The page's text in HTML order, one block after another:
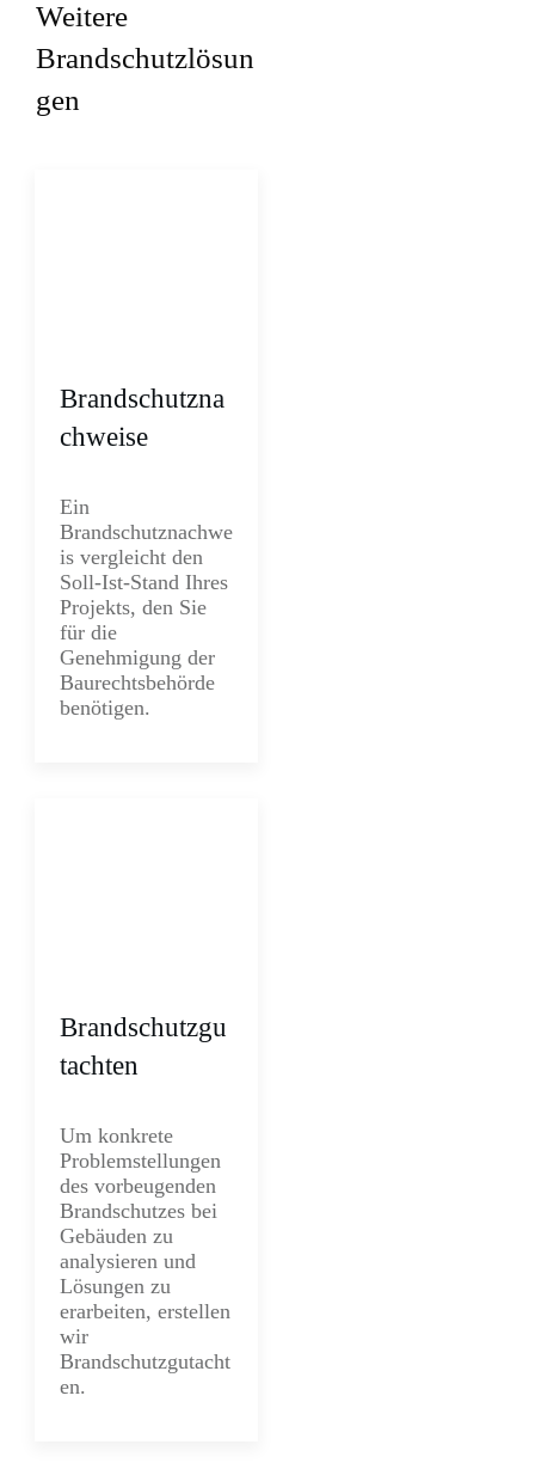
Weitere
Brandschutzlösun
gen
Brandschutzna
chweise
Ein
Brandschutznachwe
is vergleicht den
Soll-Ist-Stand Ihres
Projekts, den Sie
für die
Genehmigung der
Baurechtsbehörde
benötigen.
Brandschutzgu
tachten
Um konkrete
Problemstellungen
des vorbeugenden
Brandschutzes bei
Gebäuden zu
analysieren und
Lösungen zu
erarbeiten, erstellen
wir
Brandschutzgutacht
en.